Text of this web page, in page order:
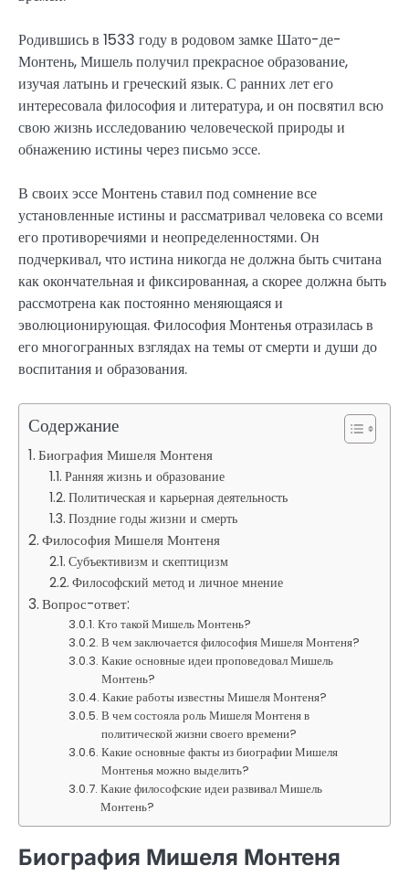
Родившись в 1533 году в родовом замке Шато-де-
Монтень, Мишель получил прекрасное образование,
изучая латынь и греческий язык. С ранних лет его
интересовала философия и литература, и он посвятил всю
свою жизнь исследованию человеческой природы и
обнажению истины через письмо эссе.
В своих эссе Монтень ставил под сомнение все
установленные истины и рассматривал человека со всеми
его противоречиями и неопределенностями. Он
подчеркивал, что истина никогда не должна быть считана
как окончательная и фиксированная, а скорее должна быть
рассмотрена как постоянно меняющаяся и
эволюционирующая. Философия Монтенья отразилась в
его многогранных взглядах на темы от смерти и души до
воспитания и образования.
Содержание
Биография Мишеля Монтеня
Ранняя жизнь и образование
Политическая и карьерная деятельность
Поздние годы жизни и смерть
Философия Мишеля Монтеня
Субъективизм и скептицизм
Философский метод и личное мнение
Вопрос-ответ:
Кто такой Мишель Монтень?
В чем заключается философия Мишеля Монтеня?
Какие основные идеи проповедовал Мишель
Монтень?
Какие работы известны Мишеля Монтеня?
В чем состояла роль Мишеля Монтеня в
политической жизни своего времени?
Какие основные факты из биографии Мишеля
Монтенья можно выделить?
Какие философские идеи развивал Мишель
Монтень?
Биография Мишеля Монтеня